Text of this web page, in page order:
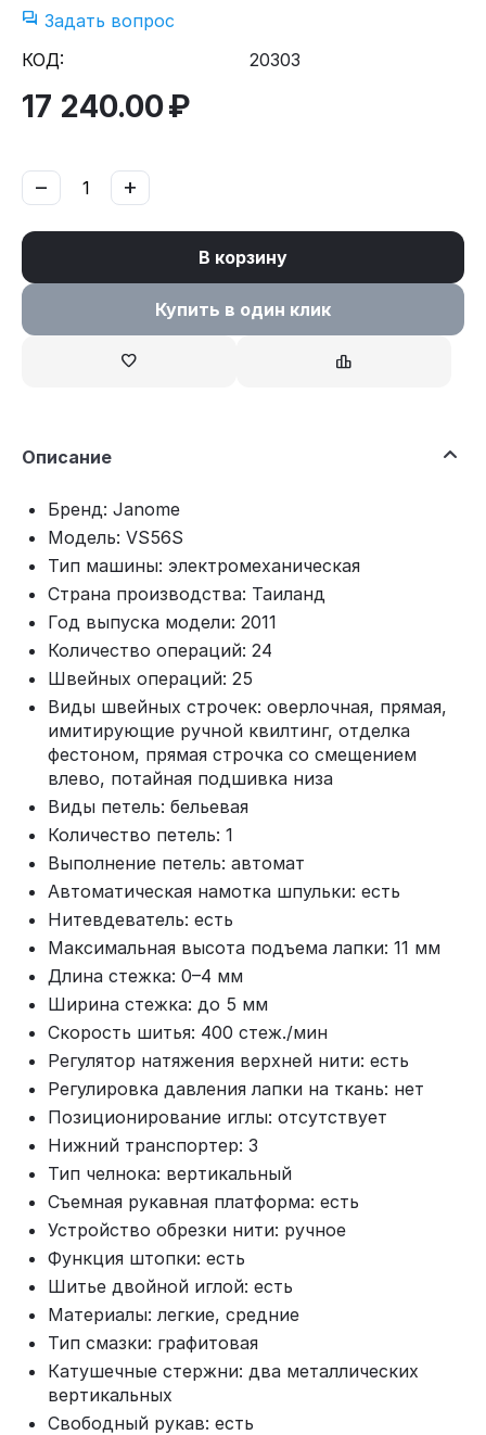
Задать вопрос
КОД:
20303
17 240.00₽
+
−
В корзину
Купить в один клик
Описание
Бренд: Janome
Модель: VS56S
Тип машины: электромеханическая
Страна производства: Таиланд
Год выпуска модели: 2011
Количество операций: 24
Швейных операций: 25
Виды швейных строчек: оверлочная, прямая,
имитирующие ручной квилтинг, отделка
фестоном, прямая строчка со смещением
влево, потайная подшивка низа
Виды петель: бельевая
Количество петель: 1
Выполнение петель: автомат
Автоматическая намотка шпульки: есть
Нитевдеватель: есть
Максимальная высота подъема лапки: 11 мм
Длина стежка: 0–4 мм
Ширина стежка: до 5 мм
Скорость шитья: 400 стеж./мин
Регулятор натяжения верхней нити: есть
Регулировка давления лапки на ткань: нет
Позиционирование иглы: отсутствует
Нижний транспортер: 3
Тип челнока: вертикальный
Съемная рукавная платформа: есть
Устройство обрезки нити: ручное
Функция штопки: есть
Шитье двойной иглой: есть
Материалы: легкие, средние
Тип смазки: графитовая
Катушечные стержни: два металлических
вертикальных
Свободный рукав: есть